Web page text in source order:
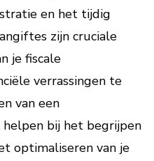
en het tijdig
zijn cruciale
je fiscale
verrassingen te
van een
helpen bij het begrijpen
optimaliseren van je